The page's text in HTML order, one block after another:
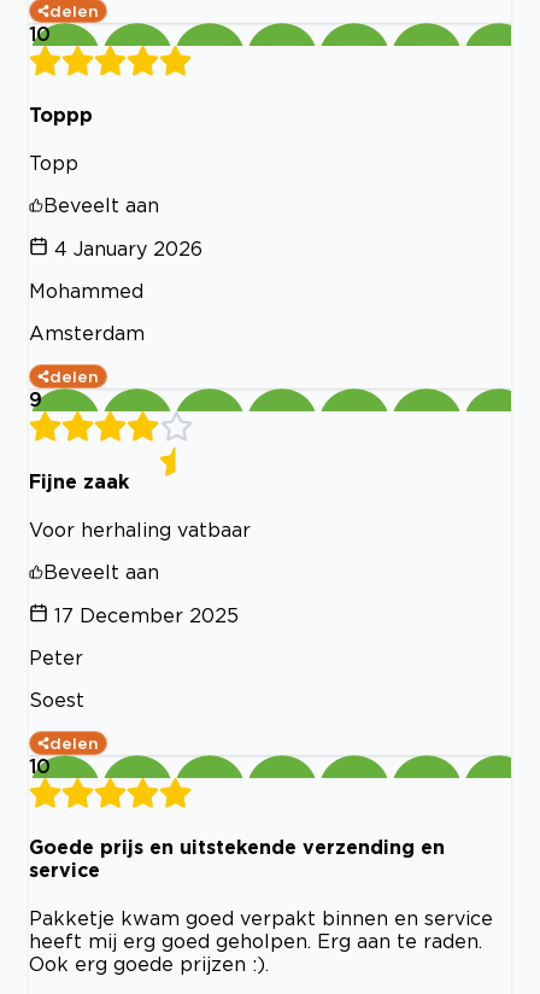
delen
10
Toppp
Topp
Beveelt aan
4 January 2026
Mohammed
Amsterdam
delen
9
Fijne zaak
Voor herhaling vatbaar
Beveelt aan
17 December 2025
Peter
Soest
delen
10
Goede prijs en uitstekende verzending en
service
Pakketje kwam goed verpakt binnen en service
heeft mij erg goed geholpen. Erg aan te raden.
Ook erg goede prijzen :).